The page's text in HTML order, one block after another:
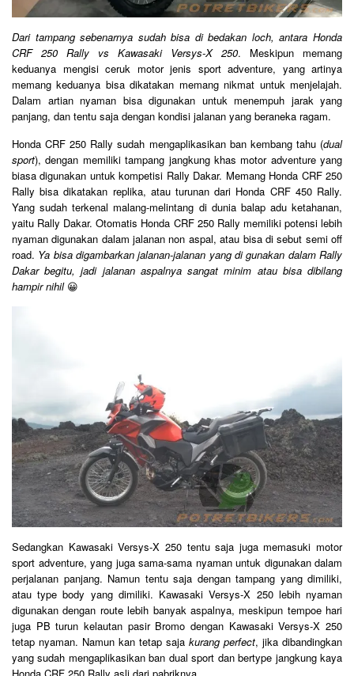
Dari tampang sebenarnya sudah bisa di bedakan loch, antara Honda
CRF 250 Rally vs Kawasaki Versys-X 250. Meskipun memang
keduanya mengisi ceruk motor jenis sport adventure, yang artinya
memang keduanya bisa dikatakan memang nikmat untuk menjelajah.
Dalam artian nyaman bisa digunakan untuk menempuh jarak yang
panjang, dan tentu saja dengan kondisi jalanan yang beraneka ragam.
Honda CRF 250 Rally sudah mengaplikasikan ban kembang tahu (dual
sport), dengan memiliki tampang jangkung khas motor adventure yang
biasa digunakan untuk kompetisi Rally Dakar. Memang Honda CRF 250
Rally bisa dikatakan replika, atau turunan dari Honda CRF 450 Rally.
Yang sudah terkenal malang-melintang di dunia balap adu ketahanan,
yaitu Rally Dakar. Otomatis Honda CRF 250 Rally memiliki potensi lebih
nyaman digunakan dalam jalanan non aspal, atau bisa di sebut semi off
road. Ya bisa digambarkan jalanan-jalanan yang di gunakan dalam Rally
Dakar begitu, jadi jalanan aspalnya sangat minim atau bisa dibilang
hampir nihil😀
Sedangkan Kawasaki Versys-X 250 tentu saja juga memasuki motor
sport adventure, yang juga sama-sama nyaman untuk digunakan dalam
perjalanan panjang. Namun tentu saja dengan tampang yang dimiliki,
atau type body yang dimiliki. Kawasaki Versys-X 250 lebih nyaman
digunakan dengan route lebih banyak aspalnya, meskipun tempoe hari
juga PB turun kelautan pasir Bromo dengan Kawasaki Versys-X 250
tetap nyaman. Namun kan tetap saja kurang perfect, jika dibandingkan
yang sudah mengaplikasikan ban dual sport dan bertype jangkung kaya
Honda CRF 250 Rally asli dari pabriknya.